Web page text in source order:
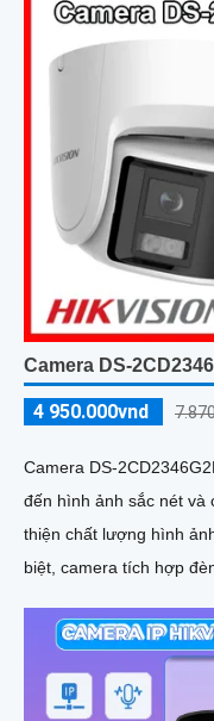
Camera DS-
4 950.000vnd
Camera DS-
đến hình ảnh sắc nét và
thiện chất lượng hình ảnh
biệt, camera tích hợp
ninh hiệu quả